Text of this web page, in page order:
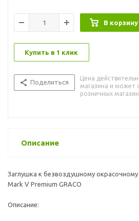
В корзину
Купить в 1 клик
Поделиться
Цена
магазина и может
розничных
Описание
Заглушка к безвоздушному
Mark V Premium GRACO
Описание: